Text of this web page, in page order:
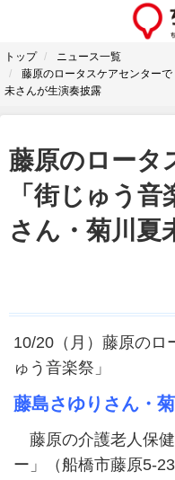
トップ
ニュース一覧
藤原のロータスケアセンター
未さんが生演奏披露
藤原のロータ
「街じゅう
さん・菊川夏
10/20（月）藤原のロ
ゅう音楽祭」
藤島さゆりさん・
藤原の介護老人保
ー」（船橋市藤原